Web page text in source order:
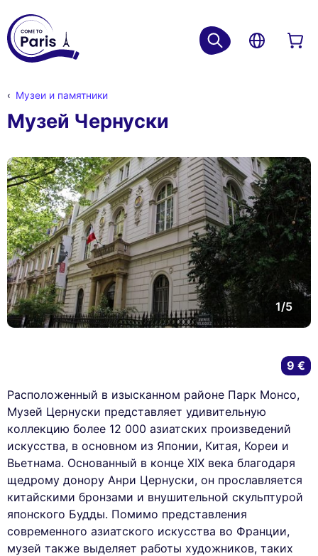
Музеи и памятники
Музей Чернуски
1/5
Расположенный в изысканном районе Парк Монсо,
Музей Цернуски представляет удивительную
коллекцию более 12 000 азиатских произведений
искусства, в основном из Японии, Китая, Кореи и
Вьетнама. Основанный в конце XIX века благодаря
щедрому донору Анри Цернуски, он прославляется
китайскими бронзами и внушительной скульптурой
японского Будды. Помимо представления
современного азиатского искусства во Франции,
музей также выделяет работы художников, таких
9 €